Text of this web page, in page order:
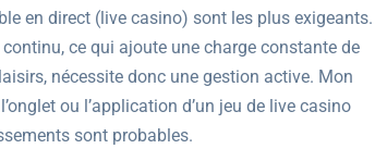
en direct (live casino) sont les plus exigeants.
ce qui ajoute une charge constante de
nécessite donc une gestion active. Mon
ou l’application d’un jeu de live casino
sont probables.